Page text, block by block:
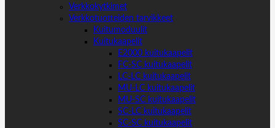
Verkkokytkimet
Verkkotuotteiden tarvikkeet
Kuitumoduulit
Kuitukaapelit
E2000 kuitukaapelit
FC-SC kuitukaapelit
LC-LC kuitukaapelit
MU-LC kuitukaapelit
MU-SC kuitukaapelit
SC-LC kuitukaapelit
SC-SC kuitukaapelit